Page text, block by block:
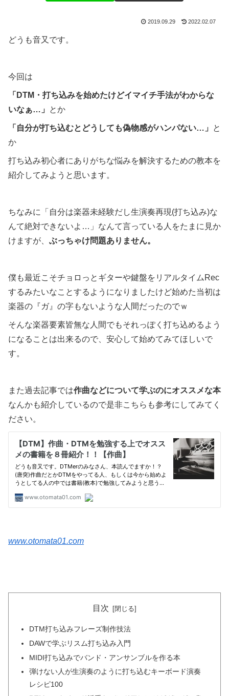
2019.09.29 2022.02.07
どうも音又です。
今回は
「DTM・打ち込みを始めたけどイマイチ手法がわからな
いなぁ…」
とか
「自分が打ち込むとどうしても偽物感がハンパない…」
と
か
打ち込み初心者にありがちな悩みを解決するための教本を
紹介してみようと思います。
ちなみに「自分は楽器未経験だし生演奏再現(打ち込み)な
んて絶対できないよ…」なんて言っている人をたまに見か
けますが、 ぶっちゃけ問題ありません。
僕も最近こそチョロっとギターや鍵盤をリアルタイムRec
するみたいなことするようになりましたけど始めた当初は
楽器の『ガ』の字もないような人間だったのでｗ
そんな楽器要素皆無な人間でもそれっぽく打ち込めるよう
になることは出来るので、安心して始めてみてほしいで
す。
また過去記事では作曲などについて学ぶのにオススメな本
なんかも紹介しているので是非こちらも参考にしてみてく
ださい。
www.otomata01.com
目次
DTM打ち込みフレーズ制作技法
DAWで学ぶリスム打ち込み入門
MIDI打ち込みでバンド・アンサンブルを作る本
弾けない人が生演奏のように打ち込むキーボード演奏
レシピ100